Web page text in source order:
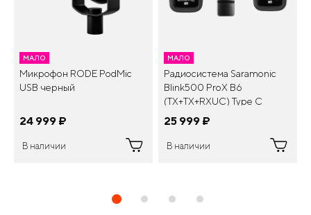
МАЛО
Микрофон RODE PodMic
USB черный
24 999 ¤
В наличии
МАЛО
Радиосистема Saramonic
Blink500 ProX B6
(TX+TX+RXUC) Type C
25 999 ¤
В наличии